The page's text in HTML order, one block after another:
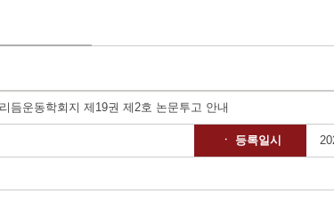
듬운동학회지 제19권 제2호 논문투고 안내
ㆍ 등록일시